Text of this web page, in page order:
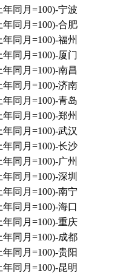
同月=100)-宁波
同月=100)-合肥
同月=100)-福州
同月=100)-厦门
同月=100)-南昌
同月=100)-济南
同月=100)-青岛
同月=100)-郑州
同月=100)-武汉
同月=100)-长沙
同月=100)-广州
同月=100)-深圳
同月=100)-南宁
同月=100)-海口
同月=100)-重庆
同月=100)-成都
同月=100)-贵阳
同月=100)-昆明